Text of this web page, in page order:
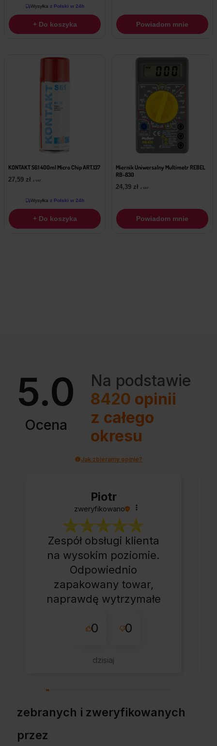
Wysyłka z Polski w 24h
+ Do koszyka Powiadom mnie
KONTAKT S61 400ml Micro Chip ART.137
27,59 zł z VAT
Wysyłka z Polski w 24h
+ Do koszyka
Miernik Uniwersalny Multimetr REBEL
RB-830
24,39 zł z VAT
Powiadom mnie
5.0
Ocena
Na podstawie
8420 opinii
z całego
okresu
Jak zbieramy opinie?
Piotr
zweryfikowano
Zespół obsługi klienta
na wysokim poziomie.
Odpowiednio
zapakowany towar,
naprawdę wytrzymałe
Wszystko ok, bez
Jestem pozytywnie
0 0
dzisiaj
zebranych i zweryfikowanych
przez